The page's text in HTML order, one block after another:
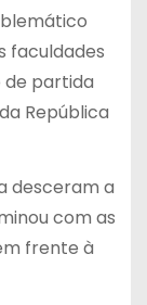
faculdades
de partida
República
desceram a
com as
frente à